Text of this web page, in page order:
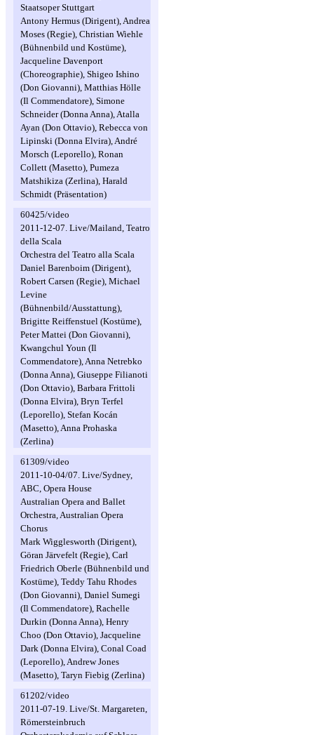
Staatsoper Stuttgart
Antony Hermus (Dirigent), Andrea
Moses (Regie), Christian Wiehle
(Bühnenbild und Kostüme),
Jacqueline Davenport
(Choreographie), Shigeo Ishino
(Don Giovanni), Matthias Hölle
(Il Commendatore), Simone
Schneider (Donna Anna), Atalla
Ayan (Don Ottavio), Rebecca von
Lipinski (Donna Elvira), André
Morsch (Leporello), Ronan
Collett (Masetto), Pumeza
Matshikiza (Zerlina), Harald
Schmidt (Präsentation)
60425/video
2011-12-07. Live/Mailand, Teatro
della Scala
Orchestra del Teatro alla Scala
Daniel Barenboim (Dirigent),
Robert Carsen (Regie), Michael
Levine
(Bühnenbild/Ausstattung),
Brigitte Reiffenstuel (Kostüme),
Peter Mattei (Don Giovanni),
Kwangchul Youn (Il
Commendatore), Anna Netrebko
(Donna Anna), Giuseppe Filianoti
(Don Ottavio), Barbara Frittoli
(Donna Elvira), Bryn Terfel
(Leporello), Stefan Kocán
(Masetto), Anna Prohaska
(Zerlina)
61309/video
2011-10-04/07. Live/Sydney,
ABC, Opera House
Australian Opera and Ballet
Orchestra, Australian Opera
Chorus
Mark Wigglesworth (Dirigent),
Göran Järvefelt (Regie), Carl
Friedrich Oberle (Bühnenbild und
Kostüme), Teddy Tahu Rhodes
(Don Giovanni), Daniel Sumegi
(Il Commendatore), Rachelle
Durkin (Donna Anna), Henry
Choo (Don Ottavio), Jacqueline
Dark (Donna Elvira), Conal Coad
(Leporello), Andrew Jones
(Masetto), Taryn Fiebig (Zerlina)
61202/video
2011-07-19. Live/St. Margareten,
Römersteinbruch